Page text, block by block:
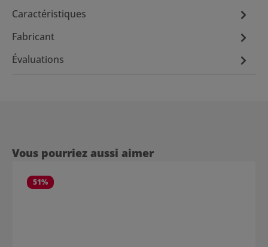
Caractéristiques
Fabricant
Évaluations
Ignorer la galerie de produits
Vous pourriez aussi aimer
51%